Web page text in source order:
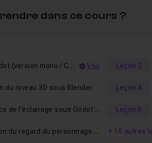
scripts,
dans ce cours ?
Installer Godot (version mono / C#) et les outils de développement Voir Leçon 2
du niveau 3D sous Blender Leçon 4
Mise en place de l'éclairage sous Godot Engine Leçon 6
Configuration du regard du personnage FPS avec la souris + 15 autres